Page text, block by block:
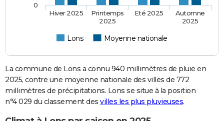
Lons Moyenne nationale
Hiver 2025
Printemps
2025
Eté 2025
Automne
2025
0
La commune de Lons a connu 940 millimètres de pluie en
2025, contre une moyenne nationale des villes de 772
millimètres de précipitations. Lons se situe à la position
n°4 029 du classement des villes les plus pluvieuses.